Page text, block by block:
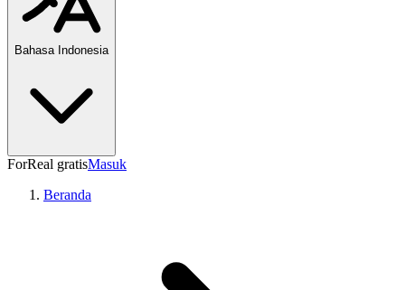
Bahasa Indonesia
ForReal gratisMasuk
Beranda